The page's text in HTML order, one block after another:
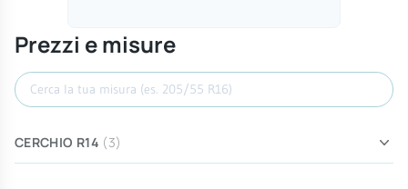
Prezzi e misure
Cerca misura
CERCHIO R14 (3)